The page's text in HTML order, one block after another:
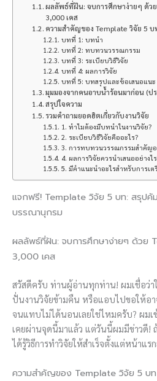
ผลลัพธ์ที่ฝัน: จบการศึกษาง่ายๆ ด้ว
3,000 เคส
ความสำคัญของ Template วิจัย 5 บ
บทที่ 1: บทนำ
บทที่ 2: ทบทวนวรรณกรรม
บทที่ 3: ระเบียบวิธีวิจัย
บทที่ 4: ผลการวิจัย
บทที่ 5: บทสรุปและข้อเสนอแนะ
มุมมองจากคนอาบน้ำร้อนมาก่อน (ป
สรุปใจความ
รวมคำถามยอดฮิตเกี่ยวกับงานวิจัย
1. ทำไมต้องมีบทนำในงานวิจัย?
2. ระเบียบวิธีวิจัยคืออะไร?
3. การทบทวนวรรณกรรมสำคัญอ
4. ผลการวิจัยควรนำเสนออย่างไ
5. มีคำแนะนำอะไรสำหรับการเ
แจกฟรี! Template วิจัย 5 บท: สรุปคั
บรรณานุกรม
ผลลัพธ์ที่ฝัน: จบการศึกษาง่ายๆ ด้วย
3,000 เคส
สวัสดีครับ ท่านผู้อ่านทุกท่าน! ผมเชื่อว่
ปั่นงานวิจัยข้ามคืน หรือแอบไปขอให้อา
จนแทบไม่ได้นอนเลยใช่ไหมครับ? ผมเ
เคยผ่านจุดนี้มาแล้ว แต่วันนี้ผมมีข่าวดี!
ได้รู้วิธีการทำวิจัยให้สำเร็จตั้งแต่หน้าแ
ความสำคัญของ Template วิจัย 5 บท